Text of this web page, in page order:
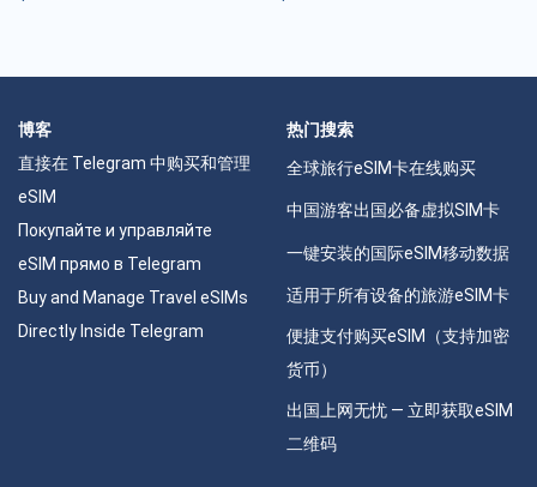
博客
直接在 Telegram 中购买和管理
eSIM
Покупайте и управляйте
eSIM прямо в Telegram
Buy and Manage Travel eSIMs
Directly Inside Telegram
热门搜索
全球旅行eSIM卡在线购买
中国游客出国必备虚拟SIM卡
一键安装的国际eSIM移动数据
适用于所有设备的旅游eSIM卡
便捷支付购买eSIM（支持加密
货币）
出国上网无忧 — 立即获取eSIM
二维码